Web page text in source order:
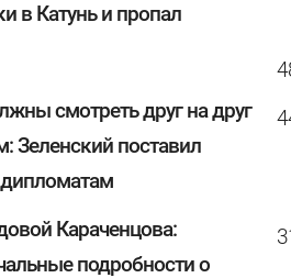
в Катунь и пропал
смотреть друг на друг
Зеленский поставил
Караченцова:
подробности о